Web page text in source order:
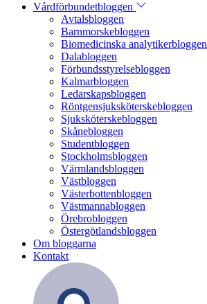
Vårdförbundetbloggen
Avtalsbloggen
Barnmorskebloggen
Biomedicinska analytikerbloggen
Dalabloggen
Förbundsstyrelsebloggen
Kalmarbloggen
Ledarskapsbloggen
Röntgensjuksköterskebloggen
Sjuksköterskebloggen
Skånebloggen
Studentbloggen
Stockholmsbloggen
Värmlandsbloggen
Västbloggen
Västerbottenbloggen
Västmannabloggen
Örebrobloggen
Östergötlandsbloggen
Om bloggarna
Kontakt